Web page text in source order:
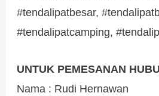
#tendalipatbesar,
#tendalipatcamping,
UNTUK PEMESANAN
Nama : Rudi Hernawan